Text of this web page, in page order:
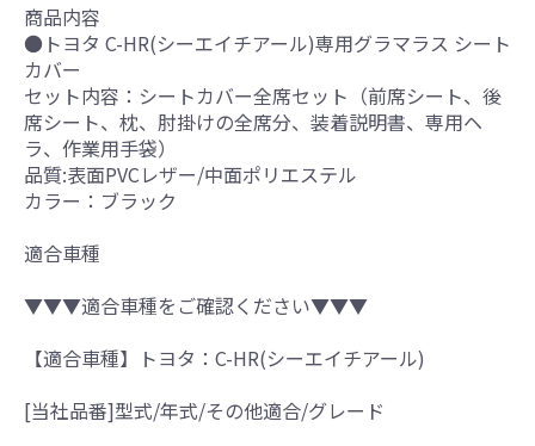
商品内容
●トヨタ C-HR(シーエイチアール)専用グラマラス シート
カバー
セット内容：シートカバー全席セット（前席シート、後
席シート、枕、肘掛けの全席分、装着説明書、専用ヘ
ラ、作業用手袋）
品質:表面PVCレザー/中面ポリエステル
カラー：ブラック
適合車種
▼▼▼適合車種をご確認ください▼▼▼
【適合車種】トヨタ：C-HR(シーエイチアール)
[当社品番]型式/年式/その他適合/グレード